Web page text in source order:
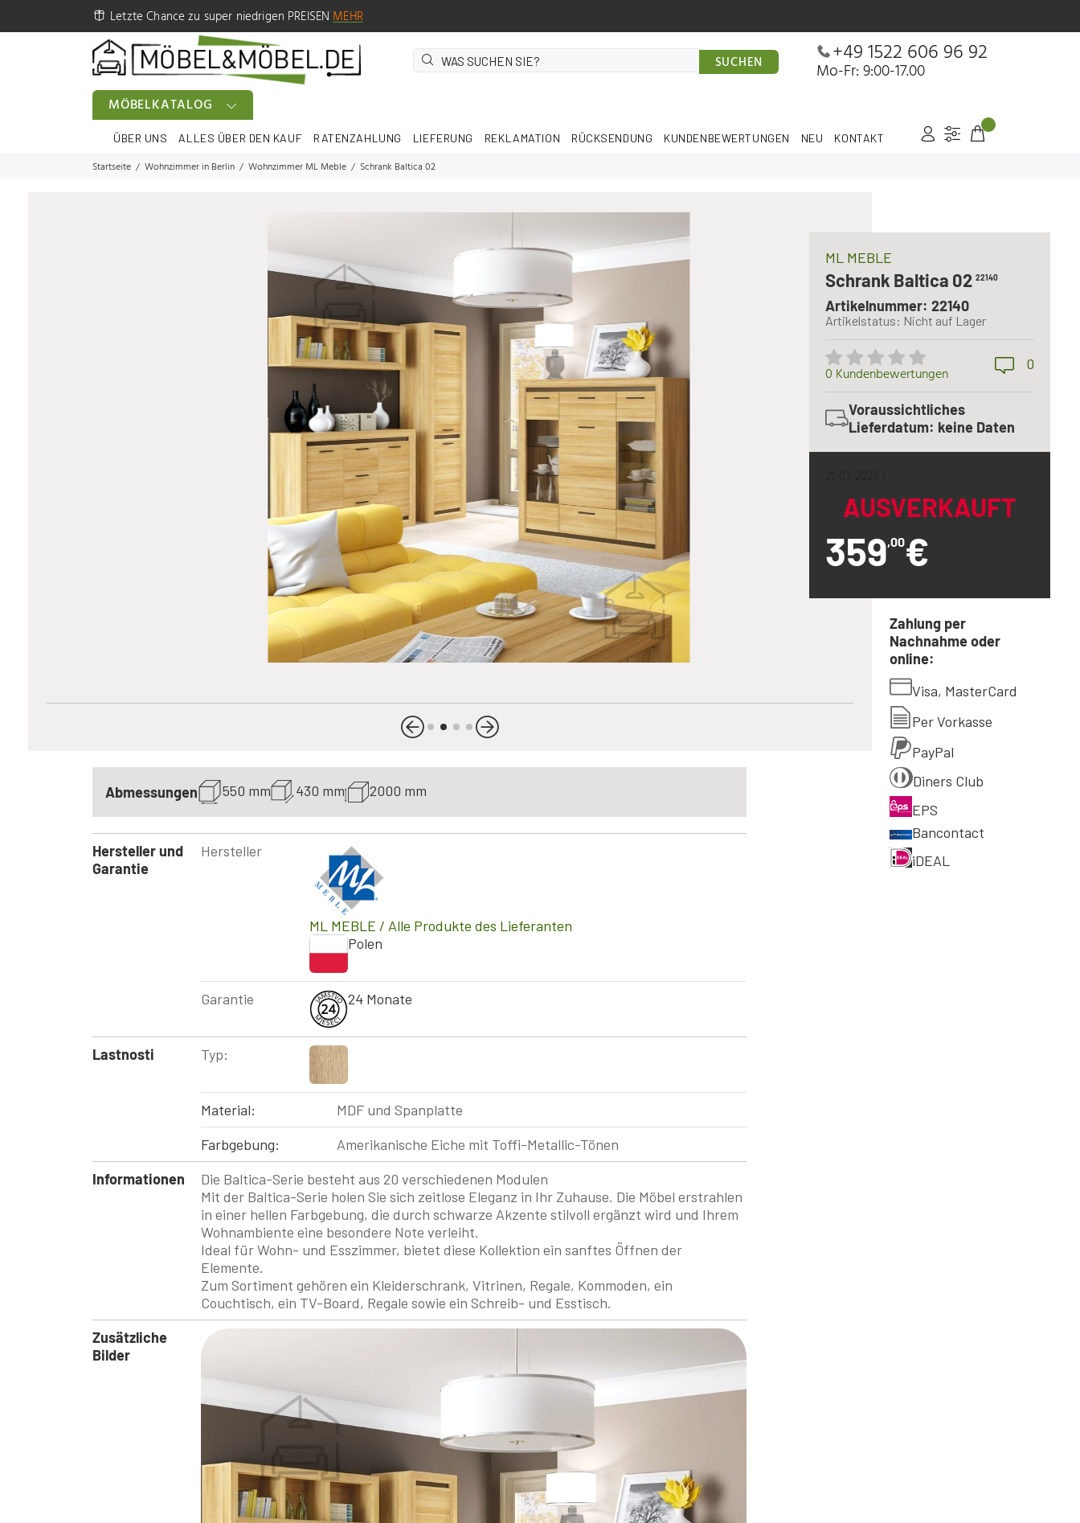
Letzte Chance zu super niedrigen PREISENMEHR
SUCHEN +49 1522 606 96 92
Mo-Fr: 9:00-17.00
MÖBELKATALOG
ÜBER UNS ALLES ÜBER DEN KAUF RATENZAHLUNG LIEFERUNG REKLAMATION RÜCKSENDUNG KUNDENBEWERTUNGEN NEU KONTAKT
Startseite Wohnzimmer in Berlin Wohnzimmer ML Meble Schrank Baltica 02
ML MEBLE
Schrank Baltica 02 22140
Artikelnummer: 22140
Artikelstatus: Nicht auf Lager
0 Kundenbewertungen
0
Voraussichtliches
Lieferdatum: keine Daten
AUSVERKAUFT
359,00€
Zahlung per
Nachnahme oder
online:
Visa, MasterCard
Per Vorkasse
PayPal
Diners Club
EPS
Bancontact
iDEAL
Abmessungen 550 mm 430 mm 2000 mm
Hersteller und
Garantie
Hersteller
ML MEBLE / Alle Produkte des Lieferanten
Polen
Garantie 24 Monate
Lastnosti Typ:
Material:
MDF und Spanplatte
Farbgebung:
Amerikanische Eiche mit Toffi-Metallic-Tönen
Informationen
Die Baltica-Serie besteht aus 20 verschiedenen Modulen
Mit der Baltica-Serie holen Sie sich zeitlose Eleganz in Ihr Zuhause. Die Möbel erstrahlen
in einer hellen Farbgebung, die durch schwarze Akzente stilvoll ergänzt wird und Ihrem
Wohnambiente eine besondere Note verleiht.
Ideal für Wohn- und Esszimmer, bietet diese Kollektion ein sanftes Öffnen der
Elemente.
Zum Sortiment gehören ein Kleiderschrank, Vitrinen, Regale, Kommoden, ein
Couchtisch, ein TV-Board, Regale sowie ein Schreib- und Esstisch.
Zusätzliche
Bilder